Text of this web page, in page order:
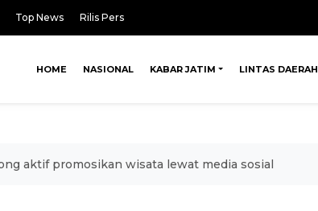
Top News Rilis Pers
HOME NASIONAL KABAR JATIM LINTAS DAERAH
aktif promosikan wisata lewat media sosial